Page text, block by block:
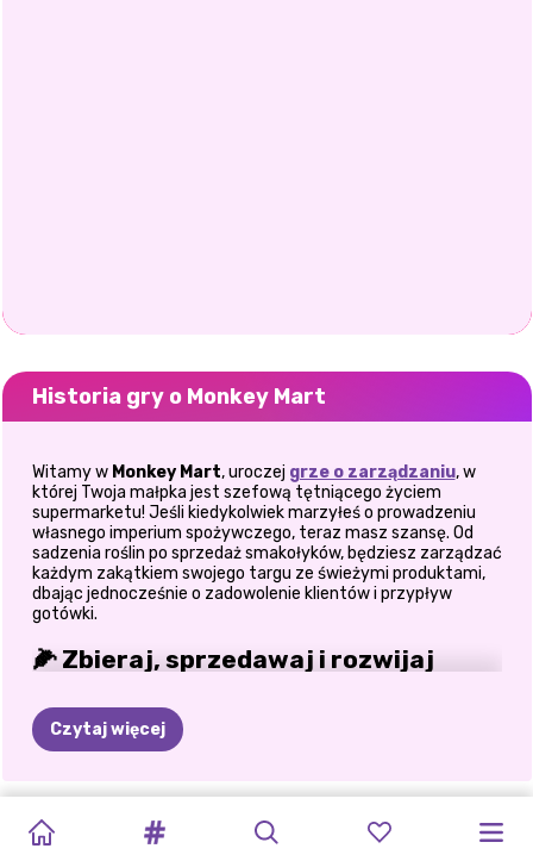
Historia gry o Monkey Mart
Witamy w Monkey Mart, uroczej grze o zarządzaniu, w
której Twoja małpka jest szefową tętniącego życiem
supermarketu! Jeśli kiedykolwiek marzyłeś o prowadzeniu
własnego imperium spożywczego, teraz masz szansę. Od
sadzenia roślin po sprzedaż smakołyków, będziesz zarządzać
każdym zakątkiem swojego targu ze świeżymi produktami,
dbając jednocześnie o zadowolenie klientów i przypływ
gotówki.
🌽 Zbieraj, sprzedawaj i rozwijaj
Zacznij od małych upraw, takich jak banany, kukurydza i
orzeszki ziemne. Zbierz je, zapełnij półki i obserwuj, jak chętni
klienci ustawiają się w kolejkach. Wraz z rozwojem firmy
rosną. Ale to nie wszystko. Odblokowując kolejne poziomy,
Twoje zbiory mogą zostać przekształcone w zaawansowane
Czytaj więcej
FARMA
Z
LOTTA
RATUNEK
UBIERANIE
SUPERSTAR
KONCERT
NEONOWYCH
WYZWANIE
TWINCHELLI
SZEFOWIE
ZOO
KAWIARNIA
OLLIE